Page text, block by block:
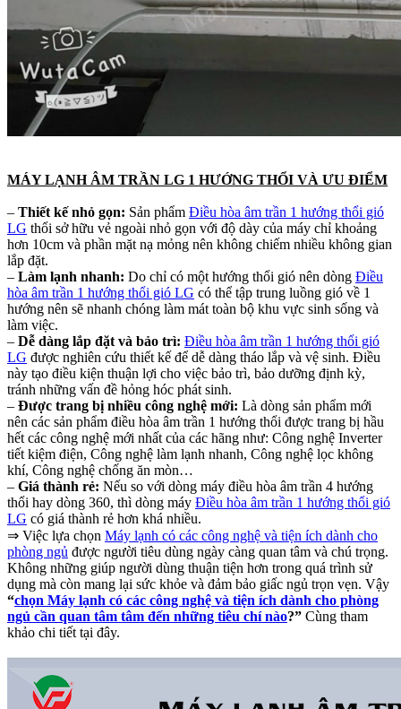
MÁY LẠNH ÂM TRẦN LG 1 HƯỚNG THỔI VÀ ƯU ĐIỂM
– Thiết kế nhỏ gọn: Sản phẩm Điều hòa âm trần 1 hướng thổi gió
LG thổi sở hữu vẻ ngoài nhỏ gọn với độ dày của máy chỉ khoảng
hơn 10cm và phần mặt nạ mỏng nên không chiếm nhiều không gian
lắp đặt.
– Làm lạnh nhanh: Do chỉ có một hướng thổi gió nên dòng Điều
hòa âm trần 1 hướng thổi gió LG có thể tập trung luồng gió về 1
hướng nên sẽ nhanh chóng làm mát toàn bộ khu vực sinh sống và
làm việc.
– Dễ dàng lắp đặt và bảo trì: Điều hòa âm trần 1 hướng thổi gió
LG được nghiên cứu thiết kế để dễ dàng tháo lắp và vệ sinh. Điều
này tạo điều kiện thuận lợi cho việc bảo trì, bảo dưỡng định kỳ,
tránh những vấn đề hỏng hóc phát sinh.
– Được trang bị nhiều công nghệ mới: Là dòng sản phẩm mới
nên các sản phẩm điều hòa âm trần 1 hướng thổi được trang bị hầu
hết các công nghệ mới nhất của các hãng như: Công nghệ Inverter
tiết kiệm điện, Công nghệ làm lạnh nhanh, Công nghệ lọc không
khí, Công nghệ chống ăn mòn…
– Giá thành rẻ: Nếu so với dòng máy điều hòa âm trần 4 hướng
thổi hay dòng 360, thì dòng máy Điều hòa âm trần 1 hướng thổi gió
LG có giá thành rẻ hơn khá nhiều.
⇒ Việc lựa chọn Máy lạnh có các công nghệ và tiện ích dành cho
phòng ngủ được người tiêu dùng ngày càng quan tâm và chú trọng.
Không những giúp người dùng thuận tiện hơn trong quá trình sử
dụng mà còn mang lại sức khỏe và đảm bảo giấc ngủ trọn vẹn. Vậy
“chọn Máy lạnh có các công nghệ và tiện ích dành cho phòng
ngủ cần quan tâm tâm đến những tiêu chí nào?” Cùng tham
khảo chi tiết tại đây.